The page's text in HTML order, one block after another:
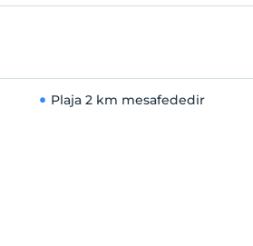
Plaja 2 km mesafededir